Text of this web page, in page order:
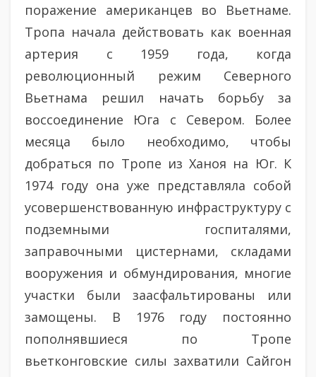
поражение американцев во Вьетнаме.
Тропа начала действовать как военная
артерия с 1959 года, когда
революционный режим Северного
Вьетнама решил начать борьбу за
воссоединение Юга с Севером. Более
месяца было необходимо, чтобы
добраться по Тропе из Ханоя на Юг. К
1974 году она уже представляла собой
усовершенствованную инфраструктуру с
подземными госпиталями,
заправочными цистернами, складами
вооружения и обмундирования, многие
участки были заасфальтированы или
замощены. В 1976 году постоянно
пополнявшиеся по Тропе
вьетконговские силы захватили Сайгон